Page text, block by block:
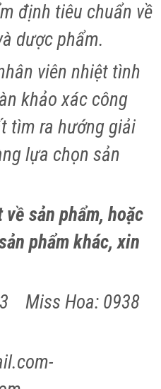
định tiêu chuẩn về
dược phẩm.
viên nhiệt tình
khảo xác công
tìm ra hướng giải
lựa chọn sản
sản phẩm, hoặc
phẩm khác, xin
Miss Hoa: 0938